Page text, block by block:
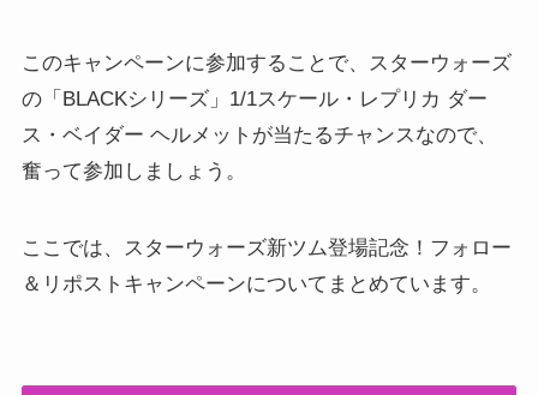
このキャンペーンに参加することで、スターウォーズ
の「BLACKシリーズ」1/1スケール・レプリカ ダー
ス・ベイダー ヘルメットが当たるチャンスなので、
奮って参加しましょう。
ここでは、スターウォーズ新ツム登場記念！フォロー
＆リポストキャンペーンについてまとめています。